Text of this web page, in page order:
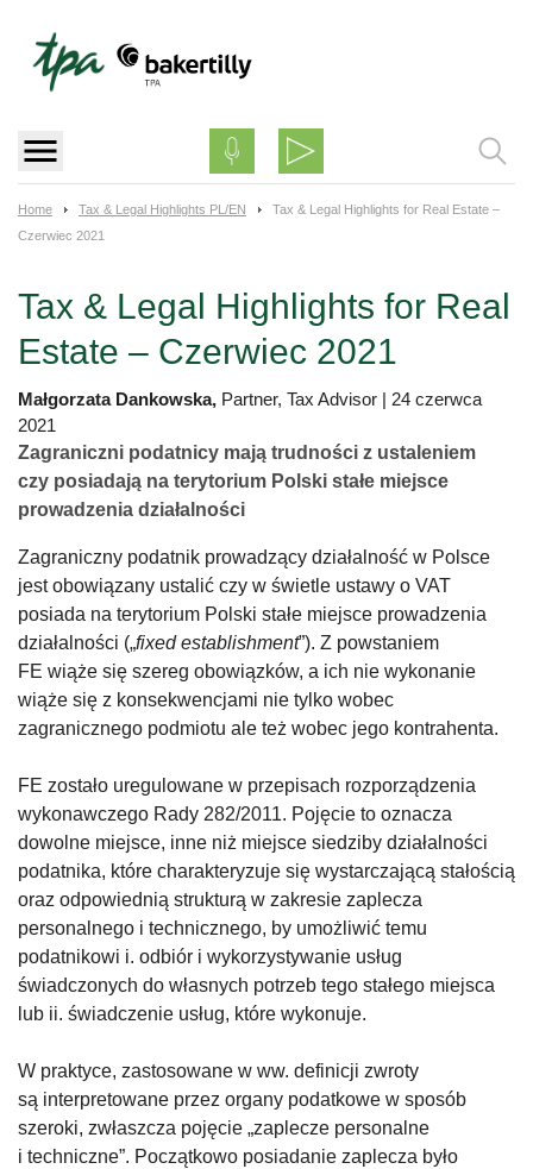
content
Home Tax & Legal Highlights PL/EN
Tax & Legal Highlights for Real Estate –
Czerwiec 2021
Tax & Legal Highlights for Real
Estate – Czerwiec 2021
Małgorzata Dankowska, Partner, Tax Advisor | 24 czerwca
2021
Zagraniczni podatnicy mają trudności z ustaleniem
czy posiadają na terytorium Polski stałe miejsce
prowadzenia działalności
Zagraniczny podatnik prowadzący działalność w Polsce
jest obowiązany ustalić czy w świetle ustawy o VAT
posiada na terytorium Polski stałe miejsce prowadzenia
działalności („fixed establishment”). Z powstaniem
FE wiąże się szereg obowiązków, a ich nie wykonanie
wiąże się z konsekwencjami nie tylko wobec
zagranicznego podmiotu ale też wobec jego kontrahenta.
FE zostało uregulowane w przepisach rozporządzenia
wykonawczego Rady 282/2011. Pojęcie to oznacza
dowolne miejsce, inne niż miejsce siedziby działalności
podatnika, które charakteryzuje się wystarczającą stałością
oraz odpowiednią strukturą w zakresie zaplecza
personalnego i technicznego, by umożliwić temu
podatnikowi i. odbiór i wykorzystywanie usług
świadczonych do własnych potrzeb tego stałego miejsca
lub ii. świadczenie usług, które wykonuje.
W praktyce, zastosowane w ww. definicji zwroty
są interpretowane przez organy podatkowe w sposób
szeroki, zwłaszcza pojęcie „zaplecze personalne
i techniczne”. Początkowo posiadanie zaplecza było